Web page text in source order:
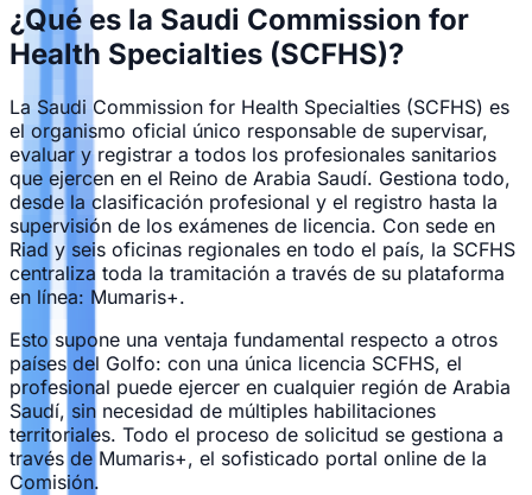
¿Qué es la Saudi Commission for
Health Specialties (SCFHS)?
La Saudi Commission for Health Specialties (SCFHS) es
el organismo oficial único responsable de supervisar,
evaluar y registrar a todos los profesionales sanitarios
que ejercen en el Reino de Arabia Saudí. Gestiona todo,
desde la clasificación profesional y el registro hasta la
supervisión de los exámenes de licencia. Con sede en
Riad y seis oficinas regionales en todo el país, la SCFHS
centraliza toda la tramitación a través de su plataforma
en línea: Mumaris+.
Esto supone una ventaja fundamental respecto a otros
países del Golfo: con una única licencia SCFHS, el
profesional puede ejercer en cualquier región de Arabia
Saudí, sin necesidad de múltiples habilitaciones
territoriales. Todo el proceso de solicitud se gestiona a
través de Mumaris+, el sofisticado portal online de la
Comisión.